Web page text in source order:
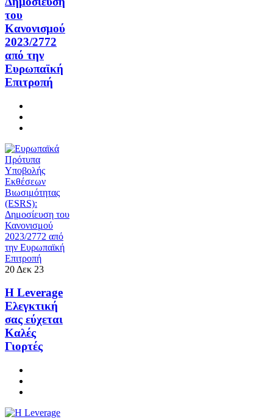
του
Κανονισμού
2023/2772
από την
Ευρωπαϊκή
Επιτροπή
20 Δεκ 23
Η Leverage
Ελεγκτική
σας εύχεται
Καλές
Γιορτές